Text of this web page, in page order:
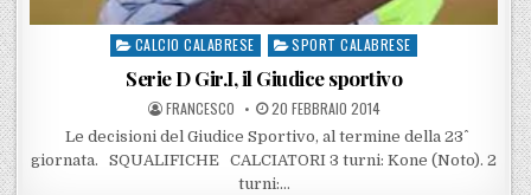
Posted in
CALCIO CALABRESE SPORT CALABRESE
Serie D Gir.I, il Giudice sportivo
POSTED BY
FRANCESCO POSTED ON
20 FEBBRAIO 2014
Le decisioni del Giudice Sportivo, al termine della 23^
giornata. SQUALIFICHE CALCIATORI 3 turni: Kone (Noto). 2
turni:…